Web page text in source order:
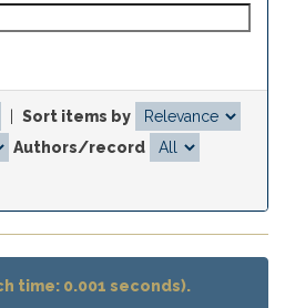
Sort items by
Authors/record
time: 0.001 seconds).